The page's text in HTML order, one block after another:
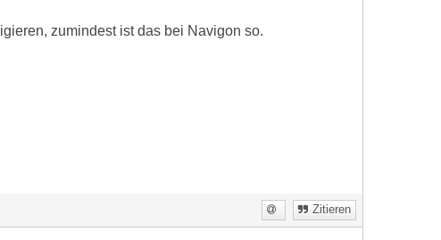
zumindest ist das bei Navigon so.
Zitieren